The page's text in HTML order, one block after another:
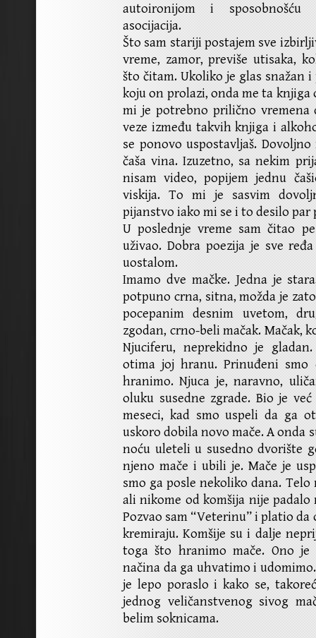
autoironijom i sposobnošću
asocijacija.
Što sam stariji postajem sve
vreme, zamor, previše utisaka,
što čitam. Ukoliko je glas snažan
koju on prolazi, onda me ta knjiga
mi je potrebno prilično vremena
veze između takvih knjiga i
se ponovo uspostavljaš.
čaša vina. Izuzetno, sa nekim
nisam video, popijem jednu
viskija. To mi je sasvim
pijanstvo iako mi se i to desilo par
U poslednje vreme sam čitao
uživao. Dobra poezija je sve
uostalom.
Imamo dve mačke. Jedna je
potpuno crna, sitna, možda je
pocepanim desnim uvetom,
zgodan, crno-beli mačak. Mačak,
Njuciferu, neprekidno je
otima joj hranu. Prinuđeni
hranimo. Njuca je, naravno,
oluku susedne zgrade. Bio je
meseci, kad smo uspeli da ga
uskoro dobila novo mače. A onda
noću uleteli u susedno dvorište
njeno mače i ubili je. Mače je
smo ga posle nekoliko dana.
ali nikome od komšija nije padalo
Pozvao sam “Veterinu” i platio da
kremiraju. Komšije su i dalje
toga što hranimo mače. Ono je
načina da ga uhvatimo i
je lepo poraslo i kako se,
jednog veličanstvenog sivog
belim soknicama.